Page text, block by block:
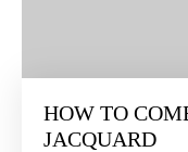
HOW TO
JACQUARD